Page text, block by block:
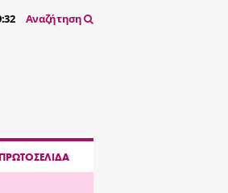
Αναζήτηση
ΠΡΩΤΟΣΕΛΙΔΑ